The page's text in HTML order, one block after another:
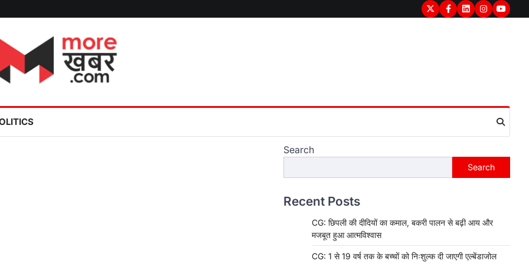
TwitterFacebook
LinkedInInstagram
Search
Search
Recent Posts
CG: छिपली की दीदियों का कमाल, बकरी पालन से बढ़ी आय और
मजबूत हुआ आत्मविश्वास
CG: 1 से 19 वर्ष तक के बच्चों को निःशुल्क दी जाएगी एल्बेंडाजोल